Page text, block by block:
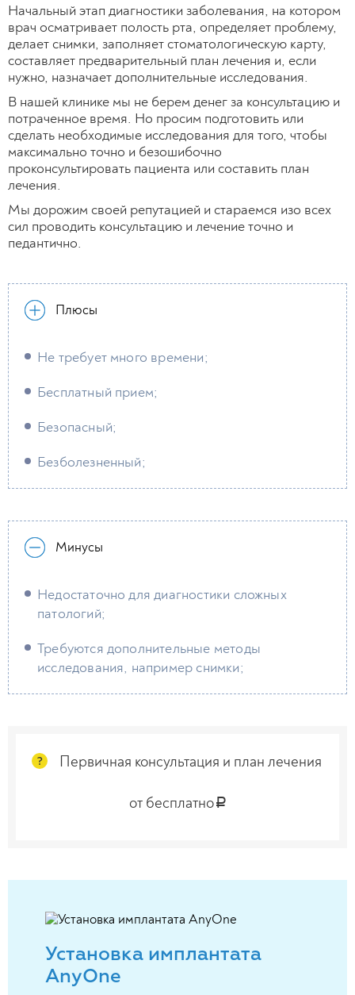
Начальный этап диагностики заболевания, на котором
врач осматривает полость рта, определяет проблему,
делает снимки, заполняет стоматологическую карту,
составляет предварительный план лечения и, если
нужно, назначает дополнительные исследования.
В нашей клинике мы не берем денег за консультацию и
потраченное время. Но просим подготовить или
сделать необходимые исследования для того, чтобы
максимально точно и безошибочно
проконсультировать пациента или составить план
лечения.
Мы дорожим своей репутацией и стараемся изо всех
сил проводить консультацию и лечение точно и
педантично.
Плюсы
Не требует много времени;
Бесплатный прием;
Безопасный;
Безболезненный;
Минусы
Недостаточно для диагностики сложных
патологий;
Требуются дополнительные методы
исследования, например снимки;
? Первичная консультация и план лечения
от бесплатноa
Установка имплантата
AnyOne